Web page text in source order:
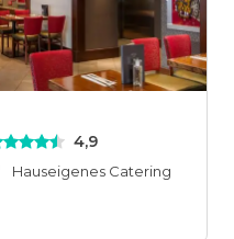
4,9
Hauseigenes Catering